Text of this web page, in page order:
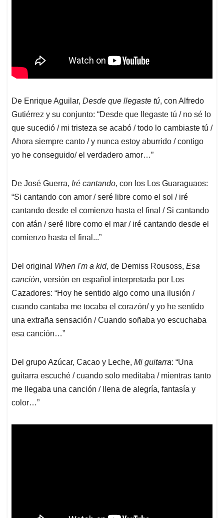
De Enrique Aguilar, Desde que llegaste tú, con Alfredo
Gutiérrez y su conjunto: “Desde que llegaste tú / no sé lo
que sucedió / mi tristeza se acabó / todo lo cambiaste tú /
Ahora siempre canto / y nunca estoy aburrido / contigo
yo he conseguido/ el verdadero amor…”
De José Guerra, Iré cantando, con los Los Guaraguaos:
“Si cantando con amor / seré libre como el sol / iré
cantando desde el comienzo hasta el final / Si cantando
con afán / seré libre como el mar / iré cantando desde el
comienzo hasta el final...”
Del original When I'm a kid, de Demiss Rousoss, Esa
canción, versión en español interpretada por Los
Cazadores: “Hoy he sentido algo como una ilusión /
cuando cantaba me tocaba el corazón/ y yo he sentido
una extraña sensación / Cuando soñaba yo escuchaba
esa canción…”
Del grupo Azúcar, Cacao y Leche, Mi guitarra: “Una
guitarra escuché / cuando solo meditaba / mientras tanto
me llegaba una canción / llena de alegría, fantasía y
color…”